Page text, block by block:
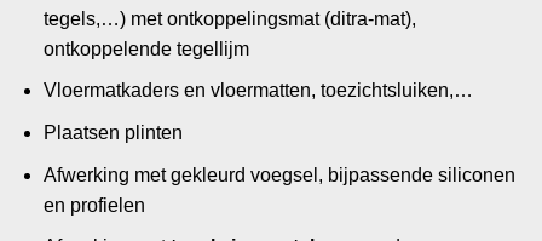
tegels,…) met ontkoppelingsmat (ditra-mat),
ontkoppelende tegellijm
Vloermatkaders en vloermatten, toezichtsluiken,…
Plaatsen plinten
Afwerking met gekleurd voegsel, bijpassende siliconen
en profielen